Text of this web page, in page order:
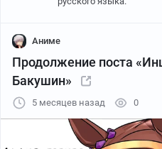
Аниме
Продолжение поста
Бакушин»
5 месяцев назад 0